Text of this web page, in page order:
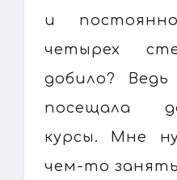
и
четырех
добило?
посещала
курсы. Мне
чем-то